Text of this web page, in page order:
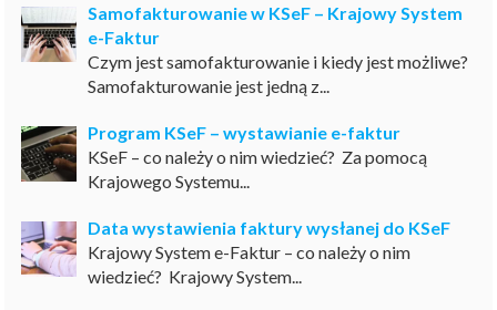
Samofakturowanie w KSeF – Krajowy System
e-Faktur
Czym jest samofakturowanie i kiedy jest możliwe?
Samofakturowanie jest jedną z...
Program KSeF – wystawianie e-faktur
KSeF – co należy o nim wiedzieć? Za pomocą
Krajowego Systemu...
Data wystawienia faktury wysłanej do KSeF
Krajowy System e-Faktur – co należy o nim
wiedzieć? Krajowy System...